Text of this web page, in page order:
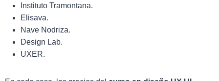
Instituto Tramontana.
Elisava.
Nave Nodriza.
Design Lab.
UXER.